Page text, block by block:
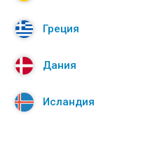
Греция
Дания
Исландия